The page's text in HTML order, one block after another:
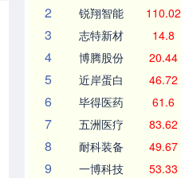
2 锐翔智能 110.02
3 志特新材 14.8
4 博腾股份 20.44
5 近岸蛋白 46.72
6 毕得医药 61.6
7 五洲医疗 83.62
8 耐科装备 49.67
9 一博科技 53.33